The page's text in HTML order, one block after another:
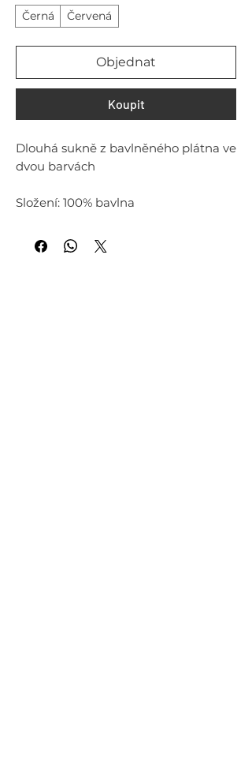
Černá Červená
Objednat
Koupit
Dlouhá sukně z bavlněného plátna ve
dvou barvách
Složení: 100% bavlna